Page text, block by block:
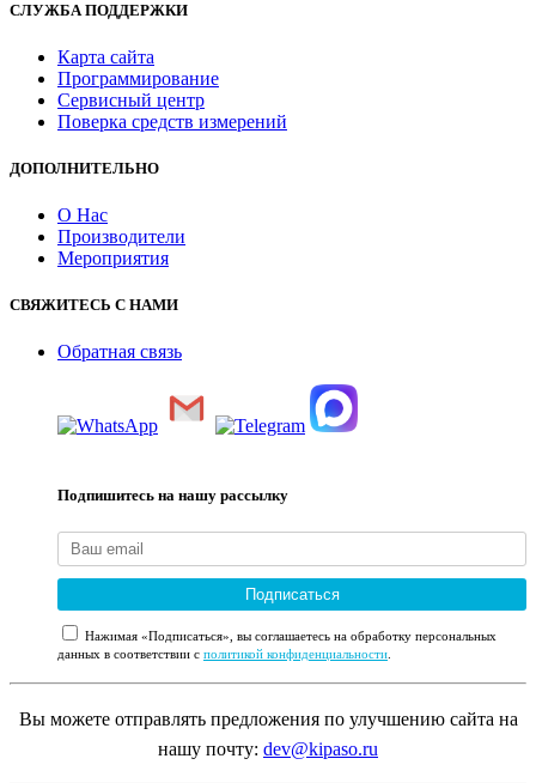
СЛУЖБА ПОДДЕРЖКИ
Карта сайта
Программирование
Сервисный центр
Поверка средств измерений
ДОПОЛНИТЕЛЬНО
О Нас
Производители
Мероприятия
СВЯЖИТЕСЬ С НАМИ
Обратная связь
Подпишитесь на нашу рассылку
Подписаться
Нажимая «Подписаться», вы соглашаетесь на обработку персональных
данных в соответствии с политикой конфиденциальности
Вы можете отправлять предложения по улучшению сайта на
нашу почту: dev@kipaso.ru